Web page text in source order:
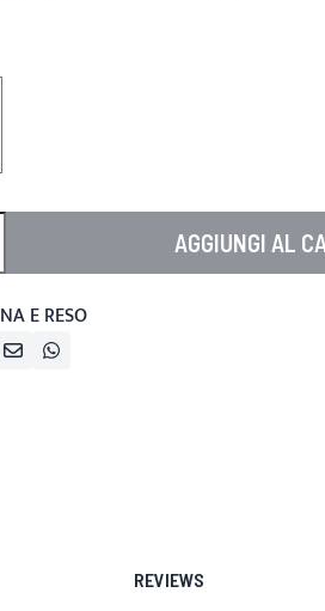
AGGIUNGI AL
E RESO
REVIEWS